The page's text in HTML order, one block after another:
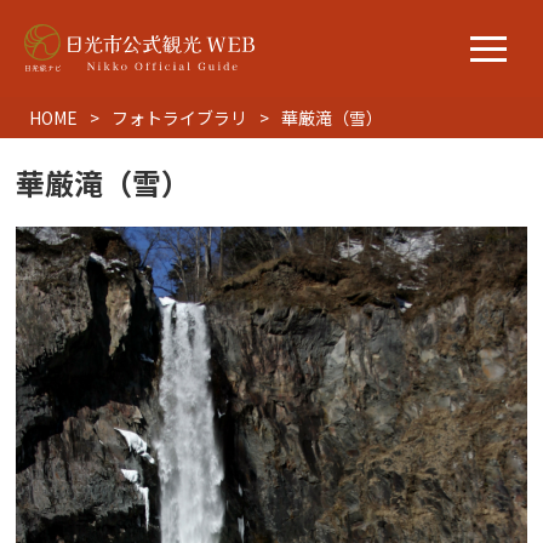
HOME フォトライブラリ 華厳滝（雪）
華厳滝（雪）